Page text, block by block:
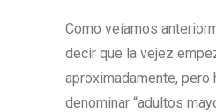
Como veíamos
decir que la vejez
aproximadamente, pero
denominar “adultos